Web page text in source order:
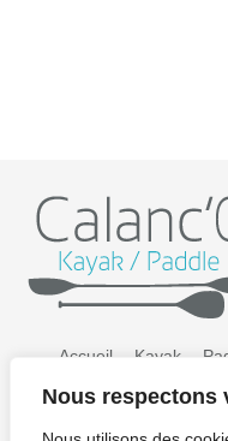
Nous respectons
Accueil Kayak
Préparer sa sortie